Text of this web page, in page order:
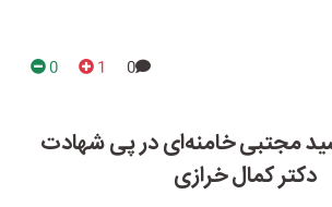
0
1
0
سید مجتبی خامنه‌ای در پی شهادت
دکتر کمال خرازی